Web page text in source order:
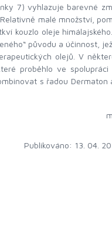
7) vyhlazuje barevné
malé množství,
kouzlo oleje
původu a účinnost,
olejů. V
proběhlo ve spolupráci
s řadou Dermaton
Publikováno: 13. 04.